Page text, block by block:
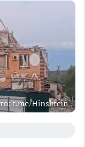
t.me/Hinshtein